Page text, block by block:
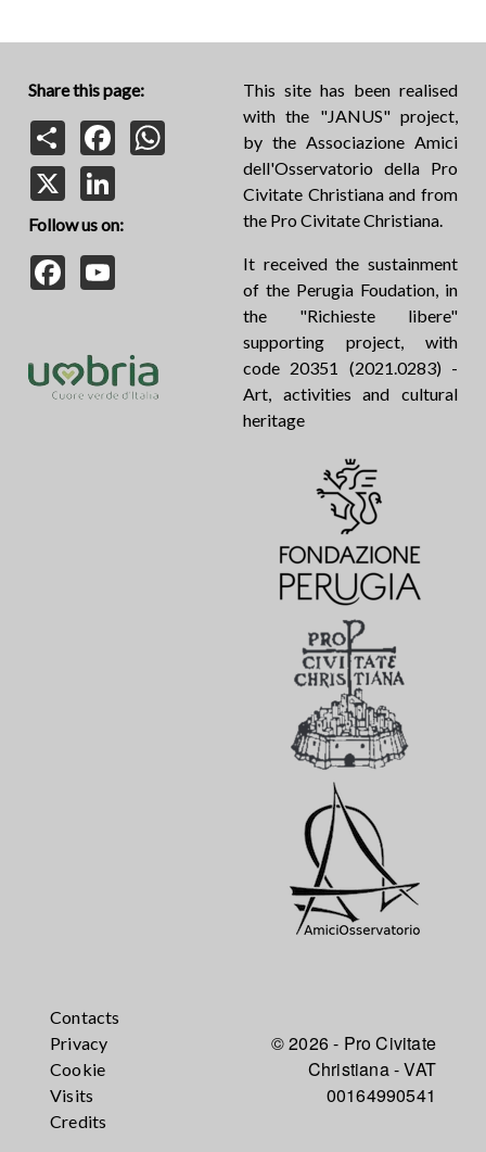
Share this page:
Share
Facebook
Follow us on:
Facebook
This site has been realised
with the "JANUS" project,
by the Associazione Amici
dell'Osservatorio della Pro
Civitate Christiana and from
the Pro Civitate Christiana.
It received the sustainment
of the Perugia Foudation, in
the "Richieste libere"
supporting project, with
code 20351 (2021.0283) -
Art, activities and cultural
heritage
Contacts
Privacy
Cookie
Visits
Credits
© 2026 - Pro Civitate
Christiana - VAT
00164990541